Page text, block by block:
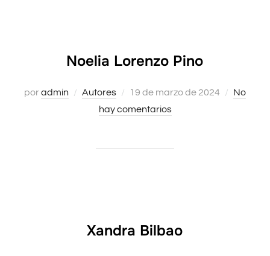
Noelia Lorenzo Pino
poradmin Autores
Publicado
el
19 de marzo de 2024
No
hay comentarios
Xandra Bilbao